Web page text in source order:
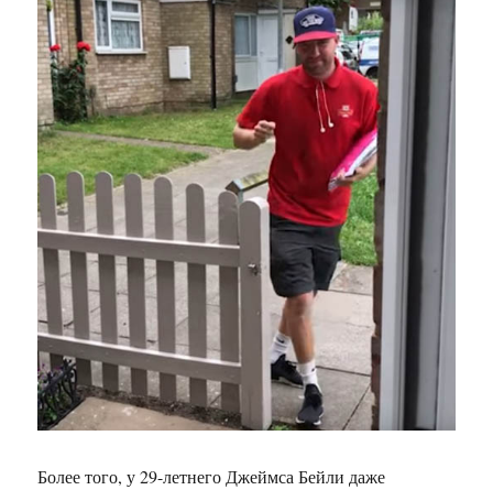
Более того, у 29-летнего Джеймса Бейли даже